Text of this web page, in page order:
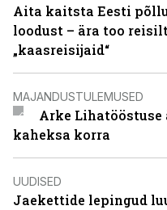
Aita kaitsta Eesti
loodust – ära too
„kaasreisijaid“
MAJANDUSTULEMUSED
Arke
kaheksa korra
UUDISED
Jaekettide lepingud